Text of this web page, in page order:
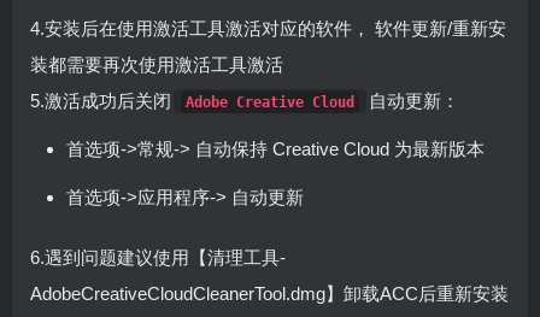
4.安装后在使用激活工具激活对应的软件， 软件更新/重新安
装都需要再次使用激活工具激活
5.激活成功后关闭
Adobe Creative Cloud 自动更新：
首选项->常规-> 自动保持 Creative Cloud 为最新版本
首选项->应用程序-> 自动更新
6.遇到问题建议使用【清理工具-
AdobeCreativeCloudCleanerTool.dmg】卸载ACC后重新安装